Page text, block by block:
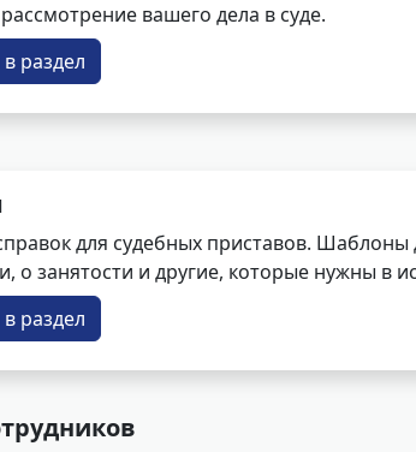
вашего дела в суде.
раздел
для судебных приставов.
о занятости и другие, которые нужны в
раздел